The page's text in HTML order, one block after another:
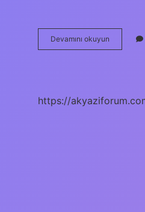
Devamını okuyun
Annemizin
https://